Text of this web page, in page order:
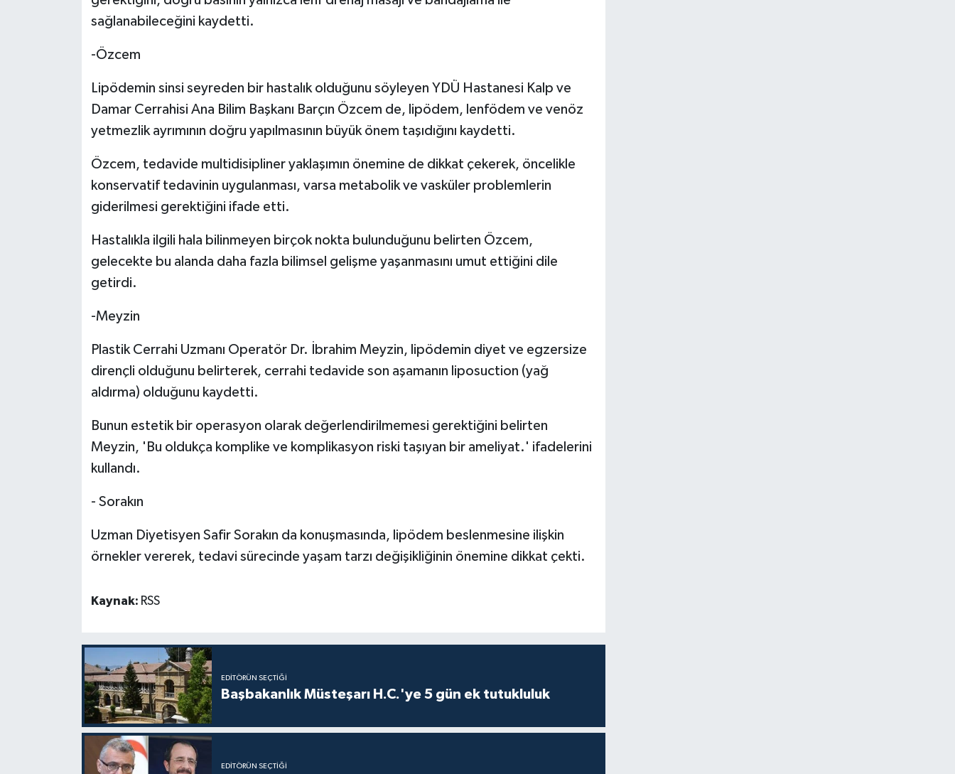
sağlanabileceğini kaydetti.
-Özcem
Lipödemin sinsi seyreden bir hastalık olduğunu söyleyen YDÜ Hastanesi Kalp ve
Damar Cerrahisi Ana Bilim Başkanı Barçın Özcem de, lipödem, lenfödem ve venöz
yetmezlik ayrımının doğru yapılmasının büyük önem taşıdığını kaydetti.
Özcem, tedavide multidisipliner yaklaşımın önemine de dikkat çekerek, öncelikle
konservatif tedavinin uygulanması, varsa metabolik ve vasküler problemlerin
giderilmesi gerektiğini ifade etti.
Hastalıkla ilgili hala bilinmeyen birçok nokta bulunduğunu belirten Özcem,
gelecekte bu alanda daha fazla bilimsel gelişme yaşanmasını umut ettiğini dile
getirdi.
-Meyzin
Plastik Cerrahi Uzmanı Operatör Dr. İbrahim Meyzin, lipödemin diyet ve egzersize
dirençli olduğunu belirterek, cerrahi tedavide son aşamanın liposuction (yağ
aldırma) olduğunu kaydetti.
Bunun estetik bir operasyon olarak değerlendirilmemesi gerektiğini belirten
Meyzin, 'Bu oldukça komplike ve komplikasyon riski taşıyan bir ameliyat.' ifadelerini
kullandı.
- Sorakın
Uzman Diyetisyen Safir Sorakın da konuşmasında, lipödem beslenmesine ilişkin
örnekler vererek, tedavi sürecinde yaşam tarzı değişikliğinin önemine dikkat çekti.
Kaynak: RSS
EDITÖRÜN SEÇTIĞI
Başbakanlık Müsteşarı H.C.'ye 5 gün ek tutukluluk
EDITÖRÜN SEÇTIĞI